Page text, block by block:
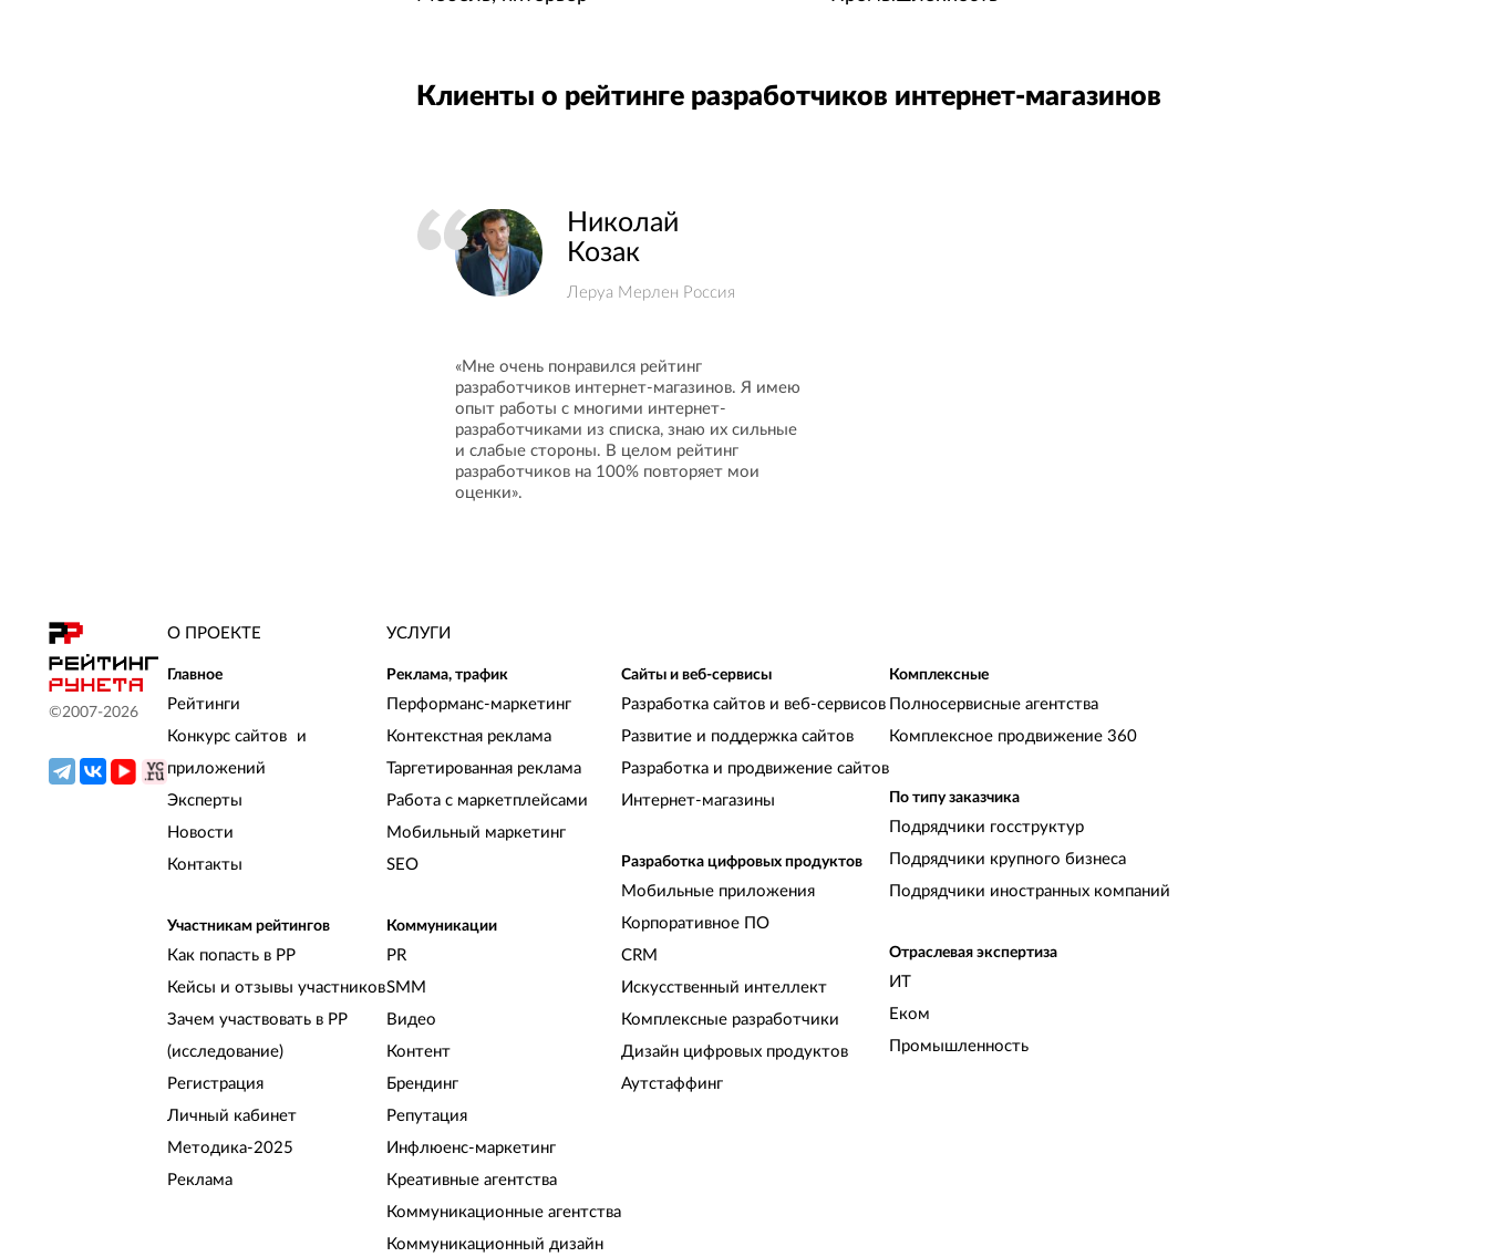
Клиенты о рейтинге разработчиков интернет-магазинов
Николай
Козак
Леруа Мерлен Россия
«Мне очень понравился рейтинг
разработчиков интернет-магазинов. Я имею
опыт работы с многими интернет-
разработчиками из списка, знаю их сильные
и слабые стороны. В целом рейтинг
разработчиков на 100% повторяет мои
оценки».
©2007-2026
О ПРОЕКТЕ
Главное
Рейтинги
Конкурс сайтов и
приложений
Эксперты
Новости
Контакты
Участникам рейтингов
Как попасть в РР
Кейсы и отзывы участников
Зачем участвовать в РР
(исследование)
Регистрация
Личный кабинет
Методика-2025
Реклама
УСЛУГИ
Реклама, трафик
Перформанс-маркетинг
Контекстная реклама
Таргетированная реклама
Работа с маркетплейсами
Мобильный маркетинг
SEO
Коммуникации
PR
SMM
Видео
Контент
Брендинг
Репутация
Инфлюенс-маркетинг
Креативные агентства
Коммуникационные агентства
Коммуникационный дизайн
Сайты и веб-сервисы
Разработка сайтов и веб-сервисов
Развитие и поддержка сайтов
Разработка и продвижение сайтов
Интернет-магазины
Разработка цифровых продуктов
Мобильные приложения
Корпоративное ПО
CRM
Искусственный интеллект
Комплексные разработчики
Дизайн цифровых продуктов
Аутстаффинг
Комплексные
Полносервисные агентства
Комплексное продвижение 360
По типу заказчика
Подрядчики госструктур
Подрядчики крупного бизнеса
Подрядчики иностранных компаний
Отраслевая экспертиза
ИТ
Еком
Промышленность